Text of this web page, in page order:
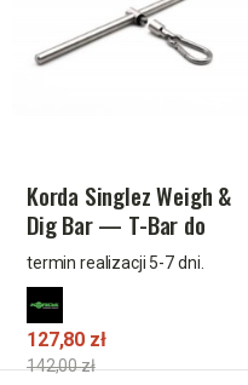
Korda Singlez Weigh &
Dig Bar — T-Bar do
ważenia ryb i
przygotowania
stanowiska
termin realizacji 5-7 dni.
127,80 zł
142,00 zł